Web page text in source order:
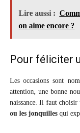
Lire aussi :
on aime encore ?
Pour féliciter
Les occasions sont
attention, une bonne
naissance. Il faut choisir
ou les jonquilles qui